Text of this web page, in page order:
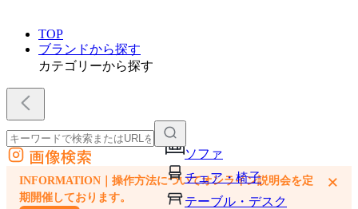
TOP
ブランドから探す
カテゴリーから探す
ソファ
チェア・椅子
テーブル・デスク
外部サイトの商品をカートに追加
他のサイトで見つけた商品ページのURLを貼り付けて、カートに追加できます
画像検索
INFORMATION｜操作方法についてオンライン説明会を定
期開催しております。
×